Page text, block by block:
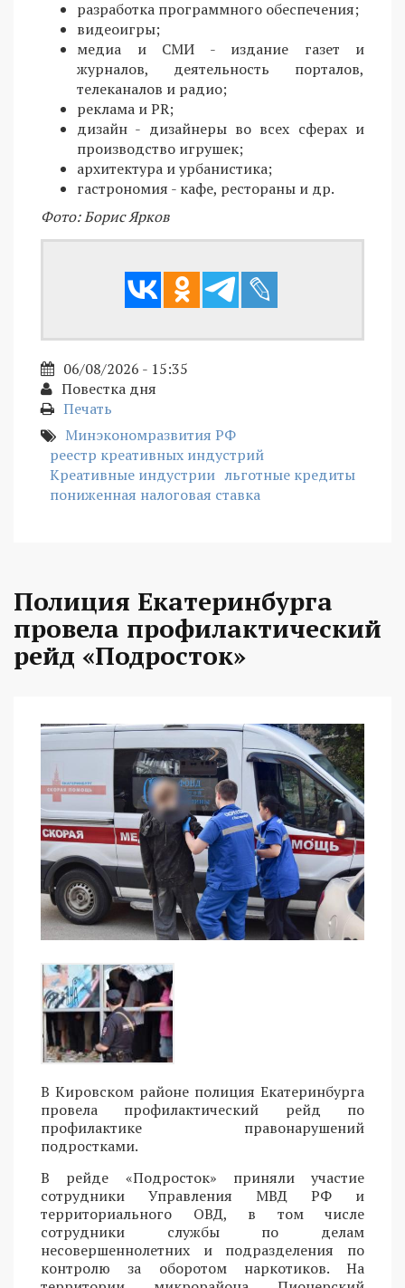
разработка программного обеспечения;
видеоигры;
медиа и СМИ - издание газет и
журналов, деятельность порталов,
телеканалов и радио;
реклама и PR;
дизайн - дизайнеры во всех сферах и
производство игрушек;
архитектура и урбанистика;
гастрономия - кафе, рестораны и др.
Фото: Борис Ярков
06/08/2026 - 15:35
Повестка дня
Печать
Минэкономразвития РФ
реестр креативных индустрий
Креативные индустрии льготные кредиты
пониженная налоговая ставка
Полиция Екатеринбурга
провела профилактический
рейд «Подросток»
В Кировском районе полиция Екатеринбурга
провела профилактический рейд по
профилактике правонарушений
подростками.
В рейде «Подросток» приняли участие
сотрудники Управления МВД РФ и
территориального ОВД, в том числе
сотрудники службы по делам
несовершеннолетних и подразделения по
контролю за оборотом наркотиков. На